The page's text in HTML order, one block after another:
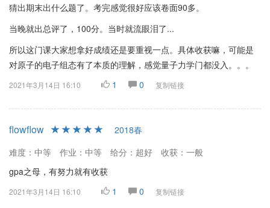
猜出期末出什么题了。考完感觉很好应该卷面90多。
当晚就出总评了，100分。当时就流眼泪了...
所以这门课大家想拿好成绩还是要重视一点。具体收获嘛，可能是
对原子的电子组态有了本质的理解，感觉量子力学门都没入。。。
2021年3月14日 16:10 1 0 复制链接
flowflow
2018春
难度：中等
作业：中等 给分：超好
收获：一般
gpa之母，有努力就有收获
2021年3月14日 16:10 1 0 复制链接